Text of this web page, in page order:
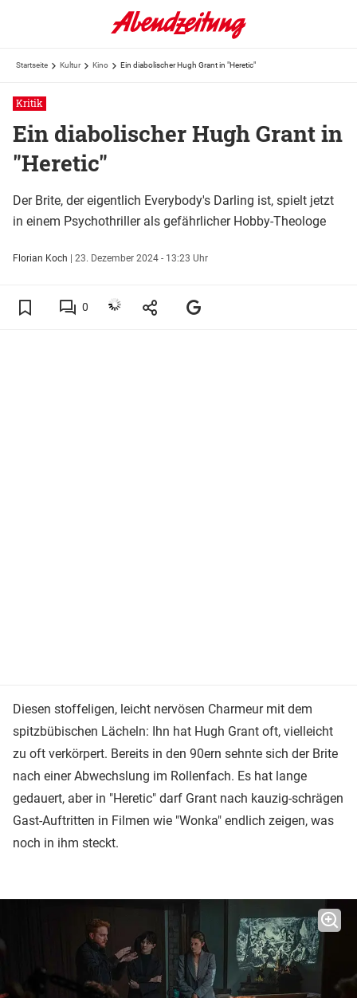
Startseite Kultur Kino Ein diabolischer Hugh Grant in "Heretic"
Kritik
Ein diabolischer Hugh Grant in
"Heretic"
Der Brite, der eigentlich Everybody's Darling ist, spielt jetzt
in einem Psychothriller als gefährlicher Hobby-Theologe
Florian Koch 23. Dezember 2024 - 13:23 Uhr
0
Diesen stoffeligen, leicht nervösen Charmeur mit dem
spitzbübischen Lächeln: Ihn hat Hugh Grant oft, vielleicht
zu oft verkörpert. Bereits in den 90ern sehnte sich der Brite
nach einer Abwechslung im Rollenfach. Es hat lange
gedauert, aber in "Heretic" darf Grant nach kauzig-schrägen
Gast-Auftritten in Filmen wie "Wonka" endlich zeigen, was
noch in ihm steckt.